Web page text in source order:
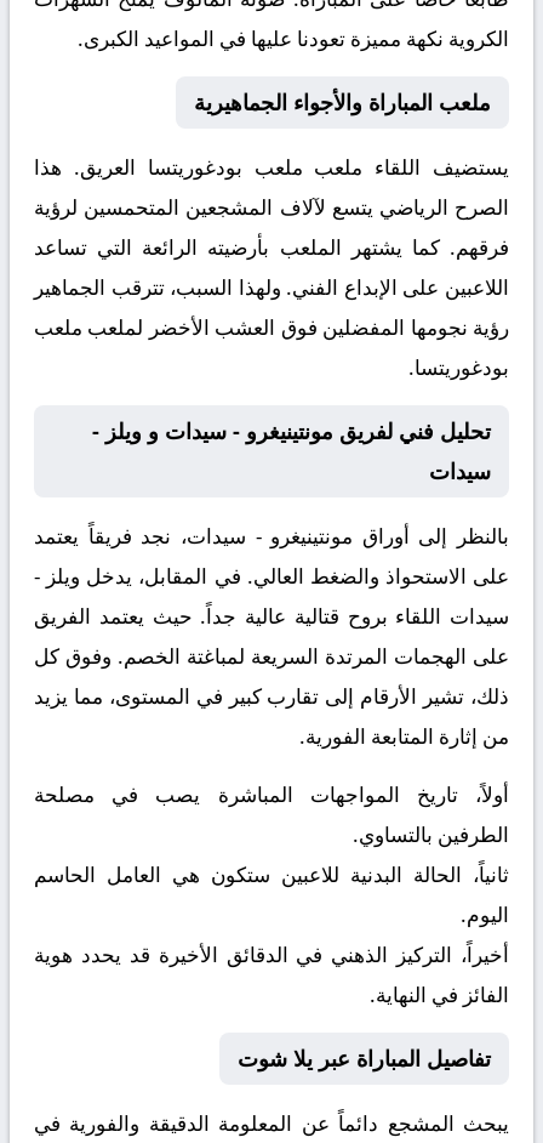
الكروية نكهة مميزة تعودنا عليها في المواعيد الكبرى.
ملعب المباراة والأجواء الجماهيرية
يستضيف اللقاء ملعب ملعب بودغوريتسا العريق. هذا
الصرح الرياضي يتسع لآلاف المشجعين المتحمسين لرؤية
فرقهم. كما يشتهر الملعب بأرضيته الرائعة التي تساعد
اللاعبين على الإبداع الفني. ولهذا السبب، تترقب الجماهير
رؤية نجومها المفضلين فوق العشب الأخضر لملعب ملعب
بودغوريتسا.
تحليل فني لفريق مونتينيغرو - سيدات و ويلز -
سيدات
بالنظر إلى أوراق مونتينيغرو - سيدات، نجد فريقاً يعتمد
على الاستحواذ والضغط العالي. في المقابل، يدخل ويلز -
سيدات اللقاء بروح قتالية عالية جداً. حيث يعتمد الفريق
على الهجمات المرتدة السريعة لمباغتة الخصم. وفوق كل
ذلك، تشير الأرقام إلى تقارب كبير في المستوى، مما يزيد
من إثارة المتابعة الفورية.
أولاً، تاريخ المواجهات المباشرة يصب في مصلحة
الطرفين بالتساوي.
ثانياً، الحالة البدنية للاعبين ستكون هي العامل الحاسم
اليوم.
أخيراً، التركيز الذهني في الدقائق الأخيرة قد يحدد هوية
الفائز في النهاية.
تفاصيل المباراة عبر يلا شوت
يبحث المشجع دائماً عن المعلومة الدقيقة والفورية في